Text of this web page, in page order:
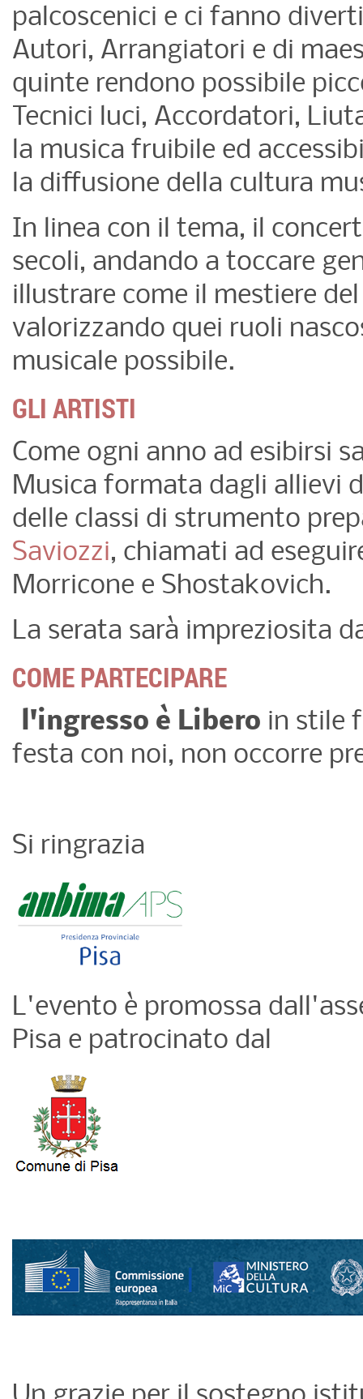
palcoscenici e ci fanno
Autori, Arrangiatori e di
quinte rendono possibile
Tecnici luci, Accordatori,
la musica fruibile ed
la diffusione della cultura
In linea con il tema, il
secoli, andando a toccare
illustrare come il mestiere
valorizzando quei ruoli
musicale possibile.
GLI ARTISTI
Come ogni anno ad esibirsi
Musica formata dagli allievi
delle classi di strumento
Saviozzi, chiamati ad
Morricone e Shostakovich.
La serata sarà impreziosita
COME PARTECIPARE
l'ingresso è Libero in stile
festa con noi, non occorre
Si ringrazia
L'evento è promossa
Pisa e patrocinato dal